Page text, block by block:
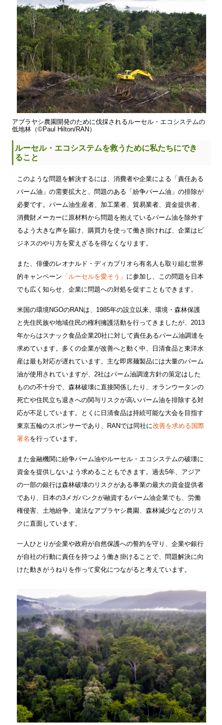
アブラヤシ農園開発のために伐採されるルーセル・エコシステムの
低地林（©Paul Hilton/RAN）
ルーセル・エコシステムを救うために私たちにでき
ること
このような問題を解決するには、消費者や企業による「責任ある
パーム油」の需要拡大と、問題のある「紛争パーム油」の排除が
必要です。パーム油生産者、加工業者、貿易業者、資金提供者、
消費財メーカーに原材料から問題を抱えているパーム油を除外す
るよう大きな声を届け、購買力を使って働き掛ければ、企業はビ
ジネスのやり方を変えざるを得なくなります。
また、俳優のレオナルド・ディカプリオら有名人も取り組む世界
的キャンペーン 「ルーセルを愛そう」 に参加し、この問題を日本
でも広く知らせ、企業に問題への対処を促すこともできます。
米国の環境NGOのRANは、1985年の設立以来、環境・森林保護
と先住民族や地域住民の権利擁護活動を行ってきましたが、2013
年からはスナック食品企業20社に対して責任あるパーム油調達を
求めています。多くの企業が改善へと動く中、日清食品と東洋水
産は最も対応が遅れています。主な即席麺製品には大量のパーム
油が使用されていますが、2社はパーム油調達方針の策定はした
ものの不十分で、森林破壊に直接関係したり、オランウータンの
死亡や住民立ち退きへの関与リスクが高いパーム油を排除する対
応が不足しています。とくに日清食品は持続可能な大会を目指す
東京五輪のスポンサーであり、RANでは同社に改善を求める国際
署名 を行っています。
また金融機関に紛争パーム油やルーセル・エコシステムの破壊に
資金を提供しないよう求めることもできます。過去5年、アジア
の一部の銀行は森林破壊のリスクがある事業の最大の資金提供者
であり、日本の3メガバンクが融資するパーム油企業でも、労働
権侵害、土地紛争、違法なアブラヤシ農園、森林減少などのリス
クに直面しています。
一人ひとりが企業や政府が自然保護への誓約を守り、企業や銀行
が自社の行動に責任を持つよう働き掛けることで、問題解決に向
けた動きがうねりを作って変化につながると考えています。